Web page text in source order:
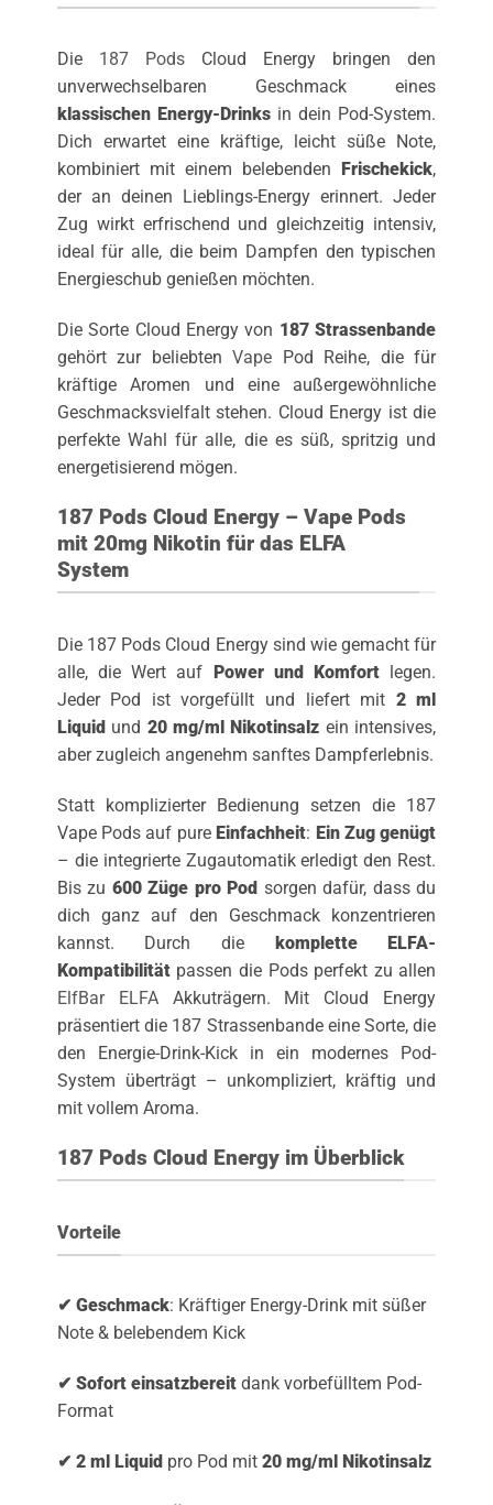
Die 187 PodsCloud Energy bringen den
unverwechselbaren Geschmack eines
klassischen Energy-Drinksin dein Pod-System.
Dich erwartet eine kräftige, leicht süße Note,
kombiniert mit einem belebenden
Frischekick,
der an deinen Lieblings-Energy erinnert. Jeder
Zug wirkt erfrischend und gleichzeitig intensiv,
ideal für alle, die beim Dampfen den typischen
Energieschub genießen möchten.
Die Sorte Cloud Energy von 187 Strassenbande
gehört zur beliebtenVape Pod Reihe, die für
kräftige Aromen und eine außergewöhnliche
Geschmacksvielfalt stehen. Cloud Energy ist die
perfekte Wahl für alle, die es süß, spritzig und
energetisierend mögen.
187 Pods Cloud Energy – Vape Pods
mit 20mg Nikotin für das ELFA
System
Die 187 Pods Cloud Energy sind wie gemacht für
alle, die Wert auf Power und Komfort legen.
Jeder Pod ist vorgefüllt und liefert mit 2 ml
Liquidund 20 mg/ml Nikotinsalz ein intensives,
aber zugleich angenehm sanftes Dampferlebnis.
Statt komplizierter Bedienung setzen die 187
Vape Pods auf pure Einfachheit: Ein Zug genügt
– die integrierte Zugautomatik erledigt den Rest.
Bis zu 600 Züge pro Pod sorgen dafür, dass du
dich ganz auf den Geschmack konzentrieren
kannst. Durch die komplette ELFA-
Kompatibilitätpassen die Pods perfekt zu allen
ElfBar ELFAAkkuträgern. Mit Cloud Energy
präsentiert die 187 Strassenbande eine Sorte, die
den Energie-Drink-Kick in ein modernes Pod-
System überträgt – unkompliziert, kräftig und
mit vollem Aroma.
187 Pods Cloud Energy im Überblick
Vorteile
✔ Geschmack: Kräftiger Energy-Drink mit süßer
Note & belebendem Kick
✔ Sofort einsatzbereit dank vorbefülltem Pod-
Format
✔ 2 ml Liquidpro Pod mit 20 mg/ml Nikotinsalz